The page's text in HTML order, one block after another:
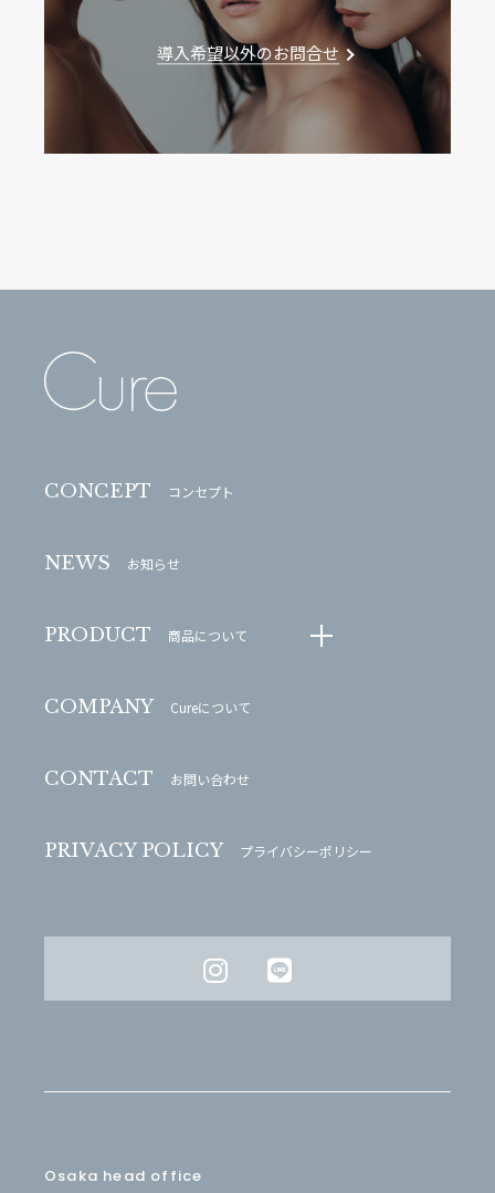
導入希望以外のお問合せ
Osaka head office
CONCEPT コンセプト
NEWS お知らせ
PRODUCT 商品について
COMPANY Cureについて
CONTACT お問い合わせ
PRIVACY POLICY プライバシーポリシー